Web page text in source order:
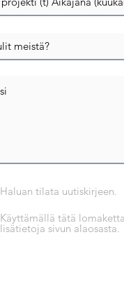
Haluan tilata uutiskirjeen.
Käyttämällä tätä
lisätietoja sivun alaosasta.